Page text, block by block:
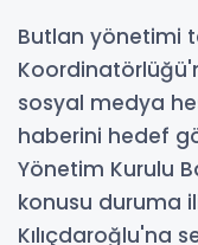
Butlan yönetimi
sosyal medya
haberini hedef
Yönetim Kurulu
konusu duruma
Kılıçdaroğlu'na